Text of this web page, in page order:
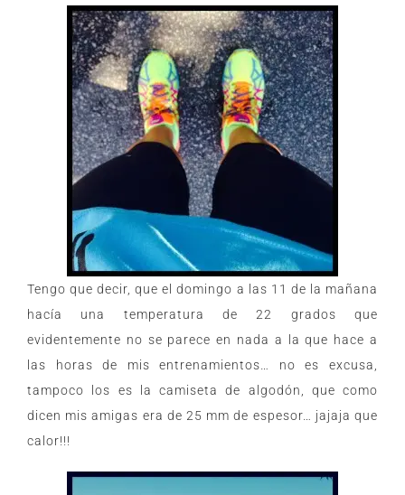
Tengo que decir, que el domingo a las 11 de la mañana
hacía una temperatura de 22 grados que
evidentemente no se parece en nada a la que hace a
las horas de mis entrenamientos… no es excusa,
tampoco los es la camiseta de algodón, que como
dicen mis amigas era de 25 mm de espesor… jajaja que
calor!!!